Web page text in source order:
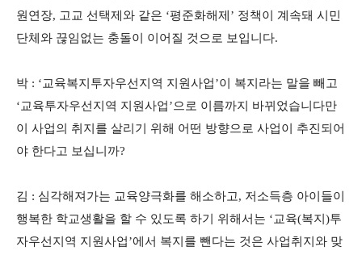
원연장, 고교 선택제와 같은 ‘평준화해제’ 정책이 계속돼 시민
단체와 끊임없는 충돌이 이어질 것으로 보입니다.
박 : ‘교육복지투자우선지역 지원사업’이 복지라는 말을 빼고
‘교육투자우선지역 지원사업’으로 이름까지 바뀌었습니다만
이 사업의 취지를 살리기 위해 어떤 방향으로 사업이 추진되어
야 한다고 보십니까?
김 : 심각해져가는 교육양극화를 해소하고, 저소득층 아이들이
행복한 학교생활을 할 수 있도록 하기 위해서는 ‘교육(복지)투
자우선지역 지원사업’에서 복지를 뺀다는 것은 사업취지와 맞